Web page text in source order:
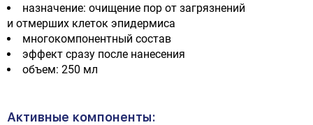
назначение: очищение пор от загрязнений
и отмерших клеток эпидермиса
многокомпонентный состав
эффект сразу после нанесения
объем: 250 мл
Активные компоненты: